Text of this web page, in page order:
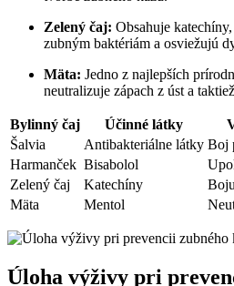
Zelený čaj: ⁤Obsahuje
zubným baktériám a osviežujú
Mäta: Jedno z najlepších
neutralizuje zápach z úst a
Bylinný čaj Účinné⁤ látky
Šalvia
Antibakteriálne látky Boj
Harmanček Bisabolol
Zelený čaj
Katechíny
Mäta
Mentol
Úloha výživy⁣ pri